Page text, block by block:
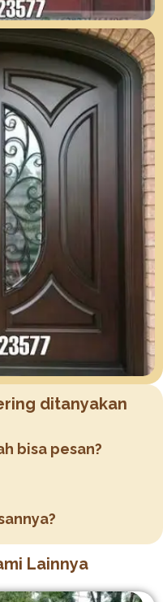
ditanyakan
bisa pesan?
Lainnya